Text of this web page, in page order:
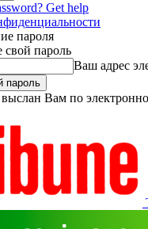
Get help
пароля
свой пароль
Ваш адрес
выслан Вам по